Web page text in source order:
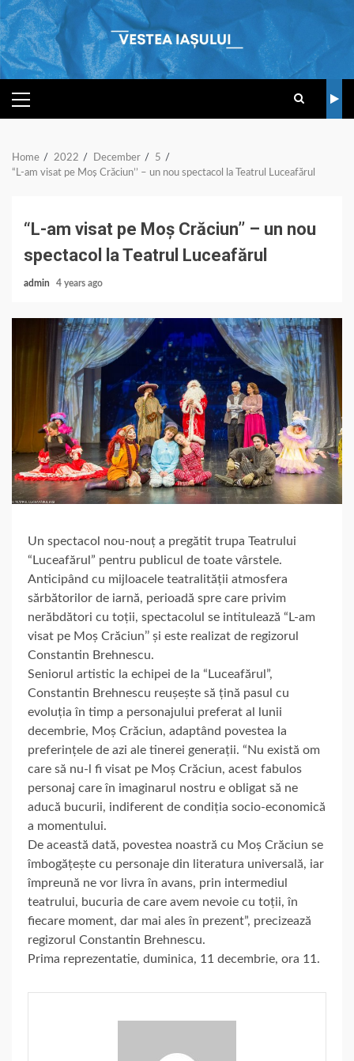
Skip
to
content
PRIMARY
MENU
Home 2022 December
5
“L-am visat pe Moș Crăciun’’ – un nou spectacol la Teatrul Luceafărul
“L-am visat pe Moș Crăciun’’ – un nou
spectacol la Teatrul Luceafărul
admin 4 years ago
Un spectacol nou-nouț a pregătit trupa Teatrului
“Luceafărul” pentru publicul de toate vârstele.
Anticipând cu mijloacele teatralității atmosfera
sărbătorilor de iarnă, perioadă spre care privim
nerăbdători cu toții, spectacolul se intitulează “L-am
visat pe Moș Crăciun’’ și este realizat de regizorul
Constantin Brehnescu.
Seniorul artistic la echipei de la “Luceafărul”,
Constantin Brehnescu reușește să țină pasul cu
evoluția în timp a personajului preferat al lunii
decembrie, Moș Crăciun, adaptând povestea la
preferințele de azi ale tinerei generații. “Nu există om
care să nu-l fi visat pe Moș Crăciun, acest fabulos
personaj care în imaginarul nostru e obligat să ne
aducă bucurii, indiferent de condiția socio-economică
a momentului.
De această dată, povestea noastră cu Moș Crăciun se
îmbogățește cu personaje din literatura universală, iar
împreună ne vor livra în avans, prin intermediul
teatrului, bucuria de care avem nevoie cu toții, în
fiecare moment, dar mai ales în prezent”, precizează
regizorul Constantin Brehnescu.
Prima reprezentatie, duminica, 11 decembrie, ora 11.